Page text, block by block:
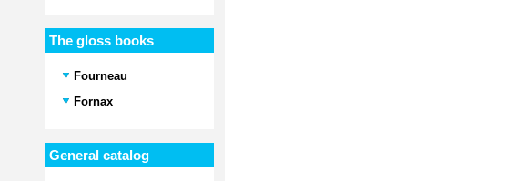
The gloss books
Fourneau
Fornax
General catalog